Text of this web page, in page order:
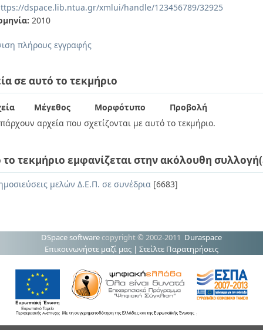
dspace.lib.ntua.gr/xmlui/handle/123456789/32925
2010
πλήρους εγγραφής
σε αυτό το τεκμήριο
Μέγεθος Μορφότυπο
Προβολή
αρχεία που σχετίζονται με αυτό το τεκμήριο.
το τεκμήριο εμφανίζεται στην ακόλουθη
μελών Δ.Ε.Π. σε συνέδρια [6683]
DSpace software copyright © 2002-2011 Duraspace
Επικοινωνήστε μαζί μας | Στείλτε Παρατηρήσεις